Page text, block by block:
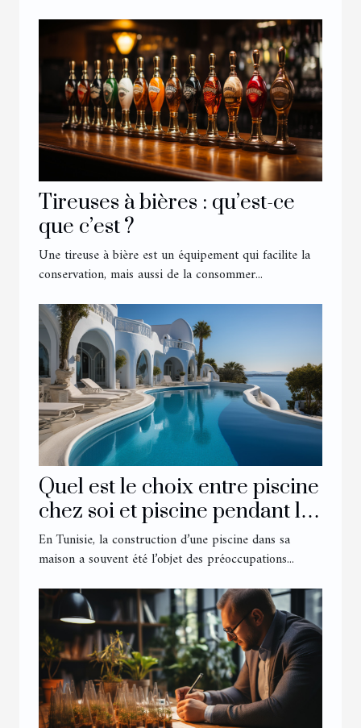
Tireuses à bières : qu’est-ce
que c’est ?
Une tireuse à bière est un équipement qui facilite la
conservation, mais aussi de la consommer...
Quel est le choix entre piscine
chez soi et piscine pendant les
vacances chez les Tunisiens ?
En Tunisie, la construction d’une piscine dans sa
maison a souvent été l’objet des préoccupations...